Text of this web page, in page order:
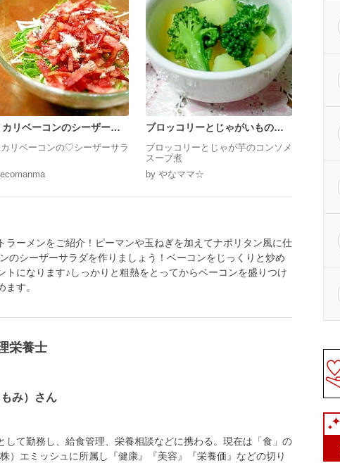
カリベーコンのシーザーサ
カリベーコンの♡シーザーサラ
ブロッコリーとじゃがいものコ
ブロッコリーとじゃが芋のコンソメ
スープ煮
by やなママ☆
ラーメンをご紹介！ピーマンや玉ねぎを加えてナポリタン風に仕
のシーザーサラダを作りましょう！ベーコンをじっくりと炒め
トになります♪しっかりと粗熱をとってからベーコンを盛りつけ
す。
栄養士
み）さん
して勤務し、給食管理、栄養相談などに携わる。現在は「食」の
）エミッシュに所属し『健康』『美容』『栄養価』などの切り